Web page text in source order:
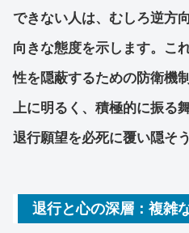
できない人は、むしろ逆方
向きな態度を示します。こ
性を隠蔽するための防衛機
上に明るく、積極的に振る
退行願望を必死に覆い隠そ
退行と心の深層：複雑